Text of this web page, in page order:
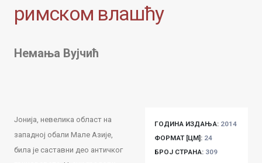
римском влашћу
Немања Вујчић
ГОДИНА ИЗДАЊА: 2014
ФОРМАТ [ЦМ]: 24
БРОЈ СТРАНА: 309
Јонија, невелика област на
западној обали Мале Азије,
била је саставни део античког